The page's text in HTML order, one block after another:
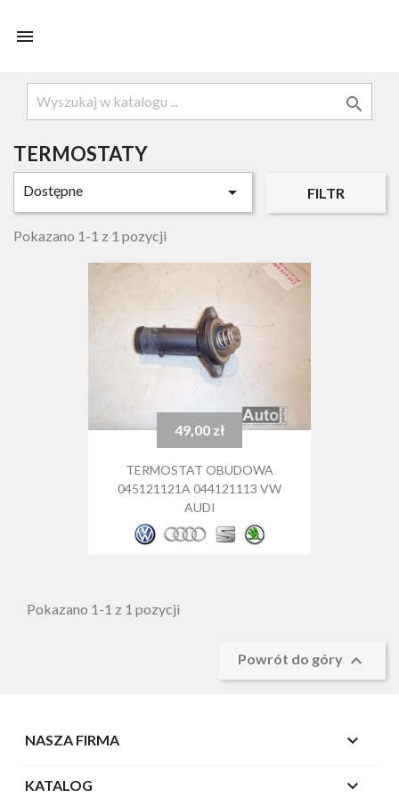


TERMOSTATY
Dostępne  FILTR
Pokazano 1-1 z 1 pozycji
Cena
49,00 zł
TERMOSTAT OBUDOWA
045121121A 044121113 VW
AUDI
Pokazano 1-1 z 1 pozycji
Powrót do góry 
NASZA FIRMA 
KATALOG 